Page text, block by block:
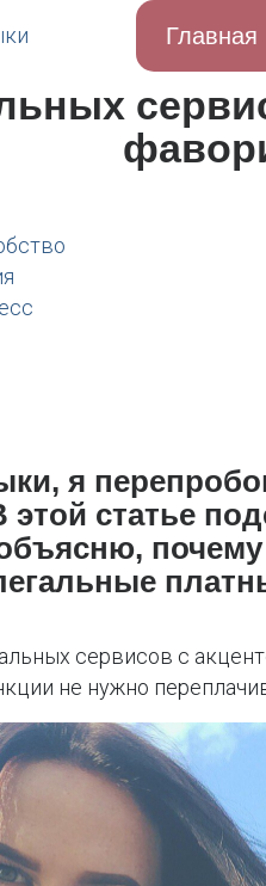
Главная
я
статье
сервисов с
не нужно